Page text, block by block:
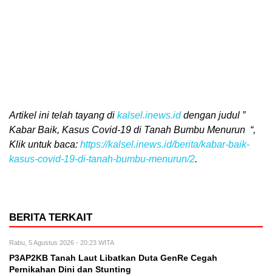
Artikel ini telah tayang di kalsel.inews.iddengan judul ”
Kabar Baik, Kasus Covid-19 di Tanah Bumbu Menurun “,
Klik untuk baca: https://kalsel.inews.id/berita/kabar-baik-
kasus-covid-19-di-tanah-bumbu-menurun/2.
BERITA TERKAIT
Rabu, 5 Agustus 2026 - 20:23 WITA
P3AP2KB Tanah Laut Libatkan Duta GenRe Cegah
Pernikahan Dini dan Stunting